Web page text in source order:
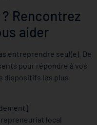
Rencontrez
aider
entreprendre seul(e). De
pour répondre à vos
dispositifs les plus
local